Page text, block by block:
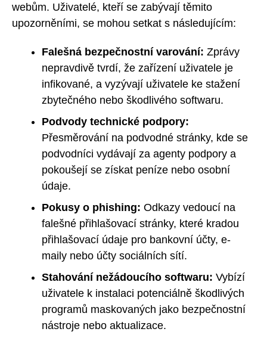
webům. Uživatelé, kteří se zabývají těmito
upozorněními, se mohou setkat s následujícím:
Falešná bezpečnostní varování: Zprávy
nepravdivě tvrdí, že zařízení uživatele je
infikované, a vyzývají uživatele ke stažení
zbytečného nebo škodlivého softwaru.
Podvody technické podpory:
Přesměrování na podvodné stránky, kde se
podvodníci vydávají za agenty podpory a
pokoušejí se získat peníze nebo osobní
údaje.
Pokusy o phishing: Odkazy vedoucí na
falešné přihlašovací stránky, které kradou
přihlašovací údaje pro bankovní účty, e-
maily nebo účty sociálních sítí.
Stahování nežádoucího softwaru: Vybízí
uživatele k instalaci potenciálně škodlivých
programů maskovaných jako bezpečnostní
nástroje nebo aktualizace.